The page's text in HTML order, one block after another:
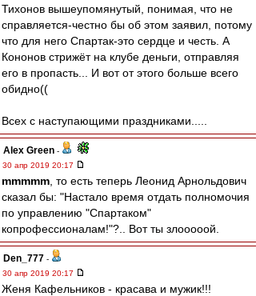
Тихонов вышеупомянутый, понимая, что не
справляется-честно бы об этом заявил, потому
что для него Спартак-это сердце и честь. А
Кононов стрижёт на клубе деньги, отправляя
его в пропасть... И вот от этого больше всего
обидно((
Всех с наступающими праздниками.....
Alex Green -
30 апр 2019 20:17
mmmmm , то есть теперь Леонид Арнольдович
сказал бы: "Настало время отдать полномочия
по управлению "Спартаком"
копрофессионалам!"?.. Вот ты злооооой.
Den_777 -
30 апр 2019 20:17
Женя Кафельников - красава и мужик!!!